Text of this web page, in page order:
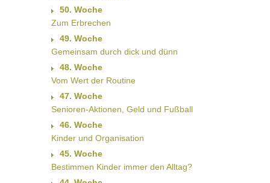
50. Woche
Zum Erbrechen
49. Woche
Gemeinsam durch dick und dünn
48. Woche
Vom Wert der Routine
47. Woche
Senioren-Aktionen, Geld und Fußball
46. Woche
Kinder und Organisation
45. Woche
Bestimmen Kinder immer den Alltag?